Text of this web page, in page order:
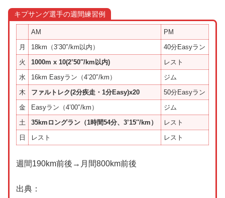
キプサング選手の週間練習例
AM
PM
月
18km（3’30″/km以内）
40分Easyラン
火
1000m x 10(2’50″/km以内)
レスト
水
16km Easyラン（4’20″/km）
ジム
木
ファルトレク(2分疾走・1分Easy)x20
50分Easyラン
金
Easyラン（4’00″/km）
ジム
土
35kmロングラン（1時間54分、3’15″/km）
レスト
日
レスト レスト
週間190km前後→月間800km前後
出典：